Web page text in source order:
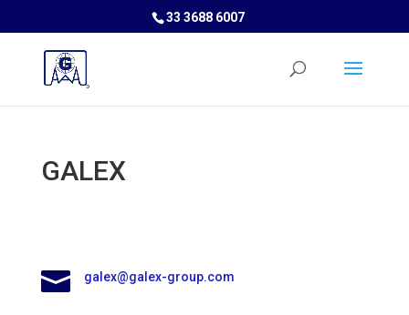
33 3688 6007
GALEX
 galex@galex-group.com